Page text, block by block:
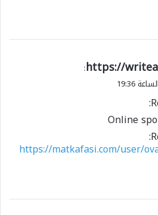
https://
:
Online
https://matkafasi.com/user/